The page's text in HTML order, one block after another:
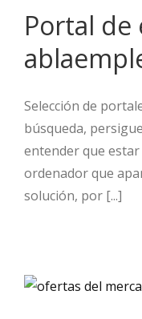
Portal de
Selección de
búsqueda,
entender que
ordenador que
solución, por [...]